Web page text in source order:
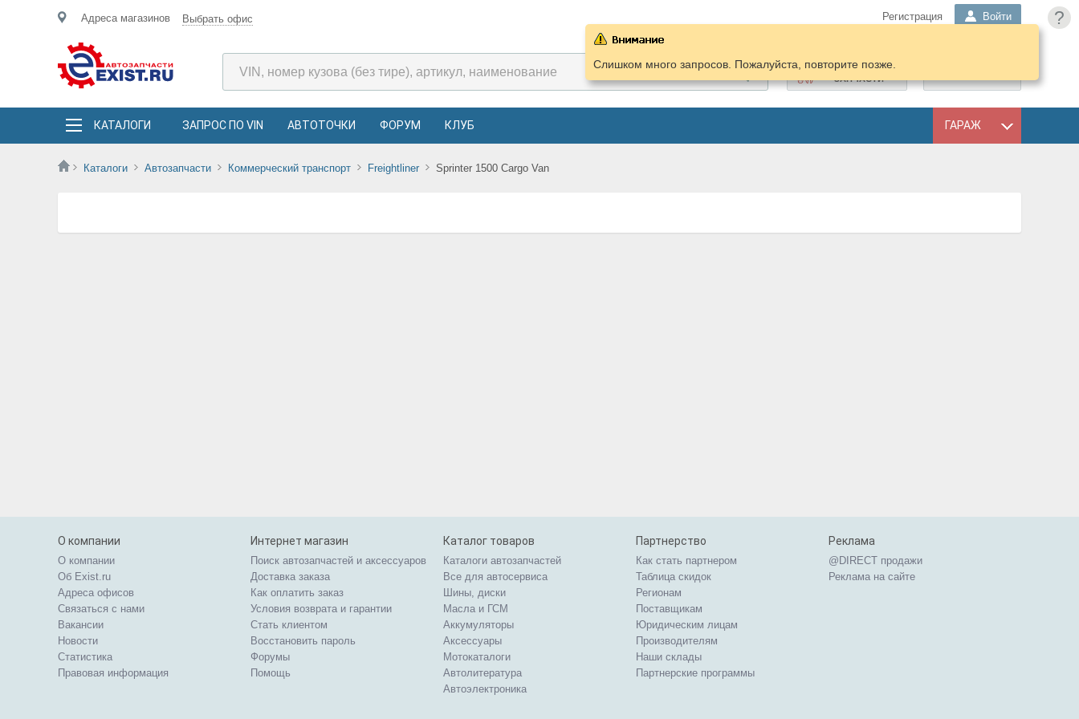
?
Адреса магазинов Выбрать офис Регистрация Войти
ПОДОБРАТЬ
ЗАПЧАСТИ
КАТАЛОГИ ЗАПРОС ПО VIN АВТОТОЧКИ ФОРУМ КЛУБ ГАРАЖ
Каталоги Автозапчасти Коммерческий транспорт Freightliner Sprinter 1500 Cargo Van
Слишком много запросов. Пожалуйста, повторите позже.
О компании
О компании
Об Exist.ru
Адреса офисов
Связаться с нами
Вакансии
Новости
Статистика
Правовая информация
Интернет магазин
Поиск автозапчастей и аксессуаров
Доставка заказа
Как оплатить заказ
Условия возврата и гарантии
Стать клиентом
Восстановить пароль
Форумы
Помощь
Каталог товаров
Каталоги автозапчастей
Все для автосервиса
Шины, диски
Масла и ГСМ
Аккумуляторы
Аксессуары
Мотокаталоги
Автолитература
Автоэлектроника
Партнерство
Как стать партнером
Таблица скидок
Регионам
Поставщикам
Юридическим лицам
Производителям
Наши склады
Партнерские программы
Реклама
@DIRECT продажи
Реклама на сайте